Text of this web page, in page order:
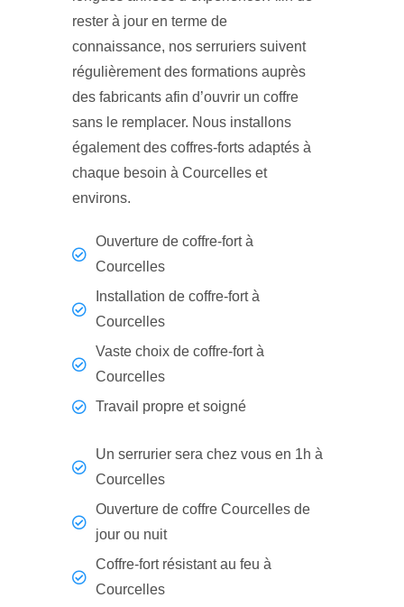
rester à jour en terme de
connaissance, nos serruriers suivent
régulièrement des formations auprès
des fabricants afin d’ouvrir un coffre
sans le remplacer. Nous installons
également des coffres-forts adaptés à
chaque besoin à Courcelles et
environs.
Ouverture de coffre-fort à
Courcelles
Installation de coffre-fort à
Courcelles
Vaste choix de coffre-fort à
Courcelles
Travail propre et soigné
Un serrurier sera chez vous en 1h à
Courcelles
Ouverture de coffre Courcelles de
jour ou nuit
Coffre-fort résistant au feu à
Courcelles